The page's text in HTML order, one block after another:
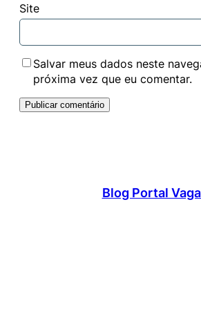
Site
Salvar meus dados neste
próxima vez que eu comentar.
Blog Portal